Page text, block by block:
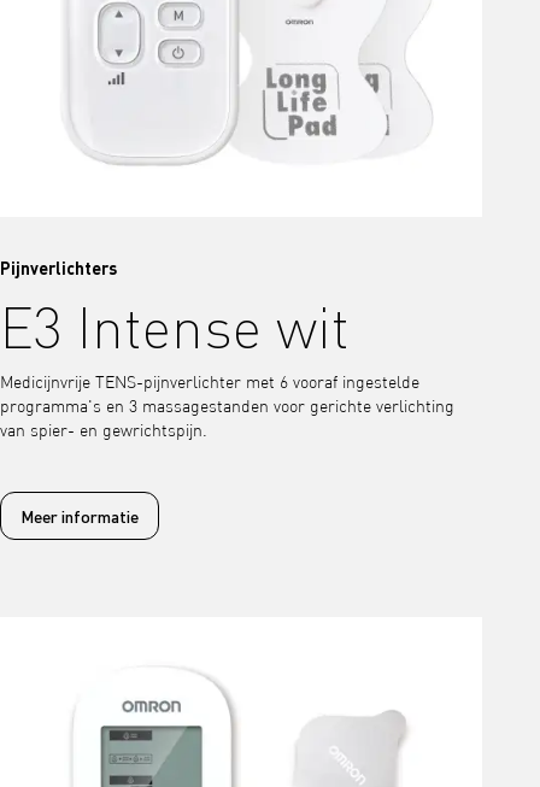
Pijnverlichters
E3 Intense wit
Medicijnvrije TENS-pijnverlichter met 6 vooraf ingestelde
programma's en 3 massagestanden voor gerichte verlichting
van spier- en gewrichtspijn.
Meer informatie